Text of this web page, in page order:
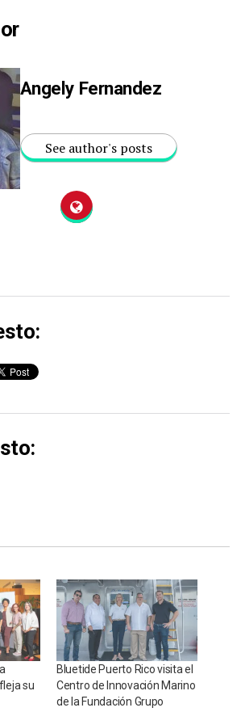
Angely Fernandez
See author's posts
su
Bluetide Puerto Rico visita el
Centro de Innovación Marino
de la Fundación Grupo